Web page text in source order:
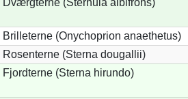
Brilleterne (Onychoprion anaethetus)
Rosenterne (Sterna dougallii)
Fjordterne (Sterna hirundo)